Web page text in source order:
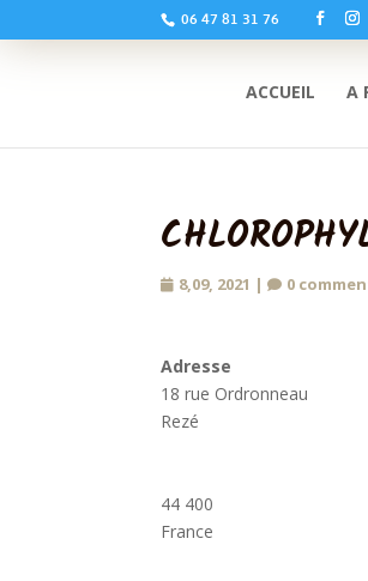
06 47 81 31 76
ACCUEIL A
8,09, 2021 | 0
Adresse
18 rue Ordronneau
Rezé
44 400
France